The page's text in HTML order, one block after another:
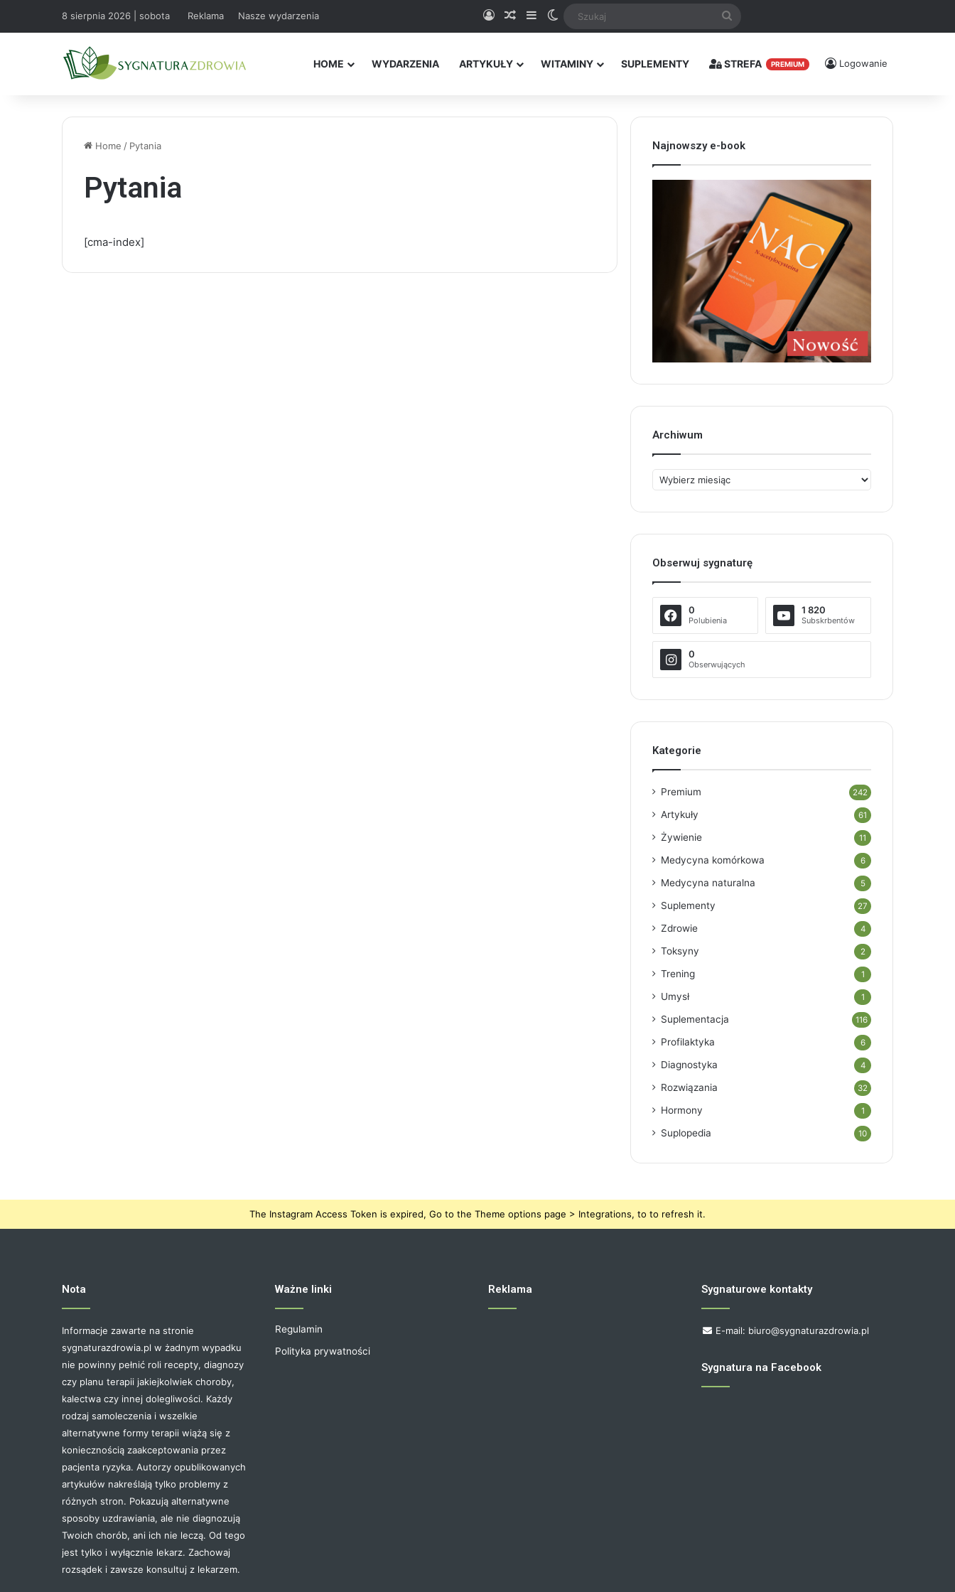
8 sierpnia 2026 | sobota Reklama Nasze wydarzenia Logowanie
Random Article
SidebarSwitch skin
HOME WYDARZENIA ARTYKUŁY WITAMINY SUPLEMENTY STREFA PREMIUM Logowanie
Home / Pytania
Pytania
[cma-index]
Najnowszy e-book
Archiwum
Archiwum
Obserwuj sygnaturę
0
Polubienia
1 820
Subskrbentów
0
Obserwujących
Kategorie
Premium 242
Artykuły 61
Żywienie 11
Medycyna komórkowa 6
Medycyna naturalna 5
Suplementy 27
Zdrowie 4
Toksyny 2
Trening 1
Umysł 1
Suplementacja 116
Profilaktyka 6
Diagnostyka 4
Rozwiązania 32
Hormony 1
Suplopedia 10
The Instagram Access Token is expired, Go to the Theme options page > Integrations, to to refresh it.
Nota
Informacje zawarte na stronie
sygnaturazdrowia.pl w żadnym wypadku
nie powinny pełnić roli recepty, diagnozy
czy planu terapii jakiejkolwiek choroby,
kalectwa czy innej dolegliwości. Każdy
rodzaj samoleczenia i wszelkie
alternatywne formy terapii wiążą się z
koniecznością zaakceptowania przez
pacjenta ryzyka. Autorzy opublikowanych
artykułów nakreślają tylko problemy z
różnych stron. Pokazują alternatywne
sposoby uzdrawiania, ale nie diagnozują
Twoich chorób, ani ich nie leczą. Od tego
jest tylko i wyłącznie lekarz. Zachowaj
rozsądek i zawsze konsultuj z lekarzem.
Ważne linki
Regulamin
Polityka prywatności
Reklama Sygnaturowe kontakty
E-mail: biuro@sygnaturazdrowia.pl
Sygnatura na Facebook